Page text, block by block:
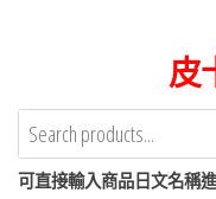
content
皮
可直接輸入商品日文名稱